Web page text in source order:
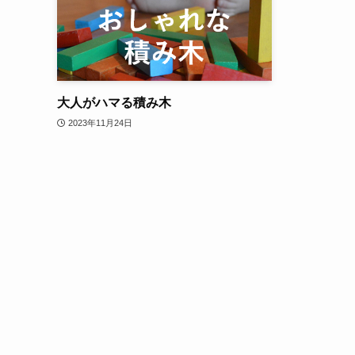
大人がハマる積み木
2023年11月24日